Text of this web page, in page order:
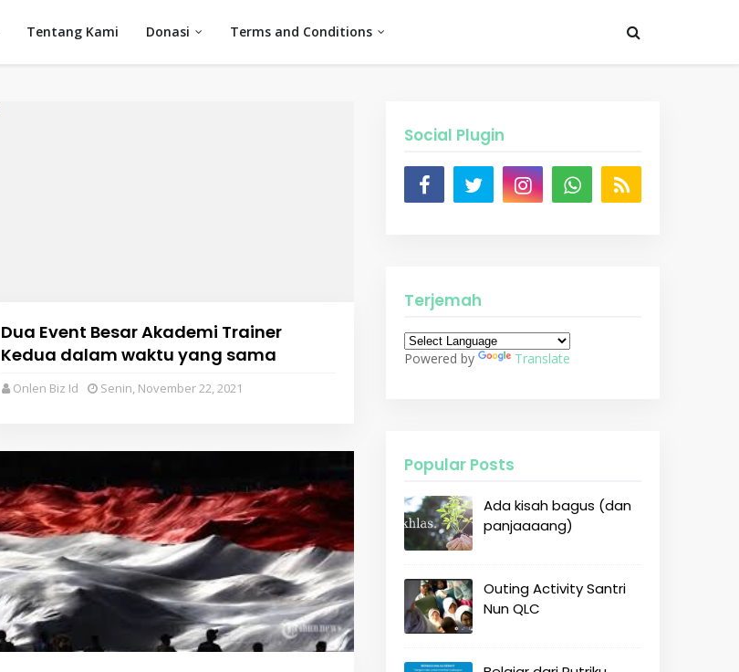
Tentang Kami Donasi Terms and Conditions
Dua Event Besar Akademi Trainer
Kedua dalam waktu yang sama
Onlen Biz Id Senin, November 22, 2021
Social Plugin
Terjemah
Powered by Translate
Popular Posts
Ada kisah bagus (dan
panjaaaang)
Outing Activity Santri
Nun QLC